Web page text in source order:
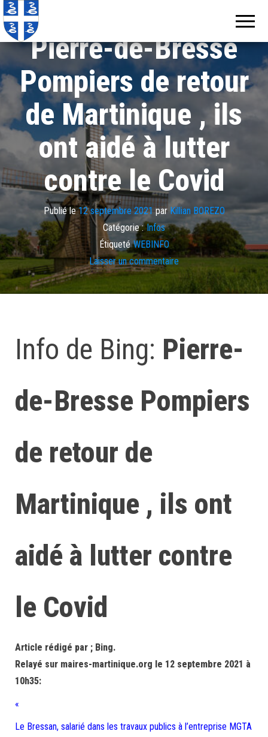
Pierre-de-Bresse
Pompiers de retour
de Martinique , ils
ont aidé à lutter
contre le Covid
Publié le12 septembre 2021par Killian BOREZO
Catégorie : Infos
Étiqueté WEBINFO
Laisser un commentaire
Info de Bing: Pierre-
de-Bresse Pompiers
de retour de
Martinique , ils ont
aidé à lutter contre
le Covid
Article rédigé par ; Bing.
Relayé sur maires-martinique.org le 12 septembre 2021 à
10h35:
«
Le Bressan, salarié dans les travaux publics à l’entreprise MGTA